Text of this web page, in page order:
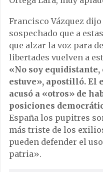
Francisco Vázquez
sospechado que a
que alzar la voz para
libertades vuelven a
«No soy
estuve», apostilló. El
acusó a «otros» de
posiciones
España los pupitres
más triste de los
pueden defender el
patria».